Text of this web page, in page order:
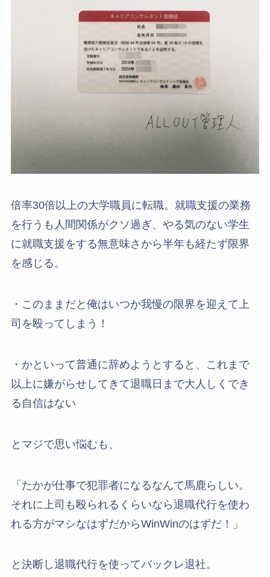
倍率30倍以上の大学職員に転職。就職支援の業務
を行うも人間関係がクソ過ぎ、やる気のない学生
に就職支援をする無意味さから半年も経たず限界
を感じる。
・このままだと俺はいつか我慢の限界を迎えて上
司を殴ってしまう！
・かといって普通に辞めようとすると、これまで
以上に嫌がらせしてきて退職日まで大人しくでき
る自信はない
とマジで思い悩むも、
「たかが仕事で犯罪者になるなんて馬鹿らしい。
それに上司も殴られるくらいなら退職代行を使わ
れる方がマシなはずだからWinWinのはずだ！」
と決断し退職代行を使ってバックレ退社。